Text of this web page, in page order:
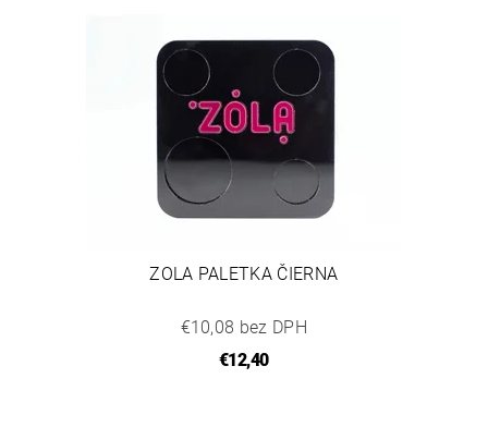
ZOLA PALETKA ČIERNA
€10,08 bez DPH
€12,40